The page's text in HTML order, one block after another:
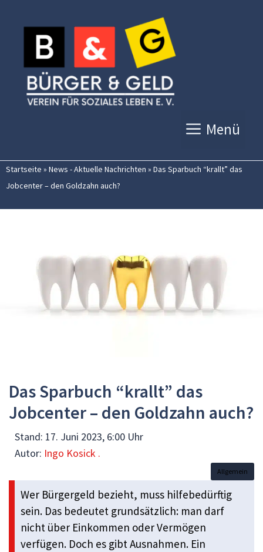
Inhalt
springen
Menü
Startseite » News - Aktuelle Nachrichten » Das Sparbuch “krallt” das
Jobcenter – den Goldzahn auch?
Das Sparbuch “krallt” das
Jobcenter – den Goldzahn auch?
Stand: 17. Juni 2023, 6:00 Uhr
Autor: Ingo Kosick .
Allgemein
Wer Bürgergeld bezieht, muss hilfebedürftig
sein. Das bedeutet grundsätzlich: man darf
nicht über Einkommen oder Vermögen
verfügen. Doch es gibt Ausnahmen. Ein